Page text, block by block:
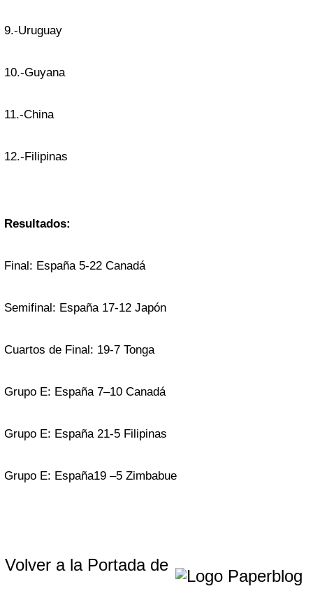
9.-Uruguay
10.-Guyana
11.-China
12.-Filipinas
Resultados:
Final: España 5-22 Canadá
Semifinal: España 17-12 Japón
Cuartos de Final: 19-7 Tonga
Grupo E: España 7–10 Canadá
Grupo E: España 21-5 Filipinas
Grupo E: España19 –5 Zimbabue
Volver a la Portada de